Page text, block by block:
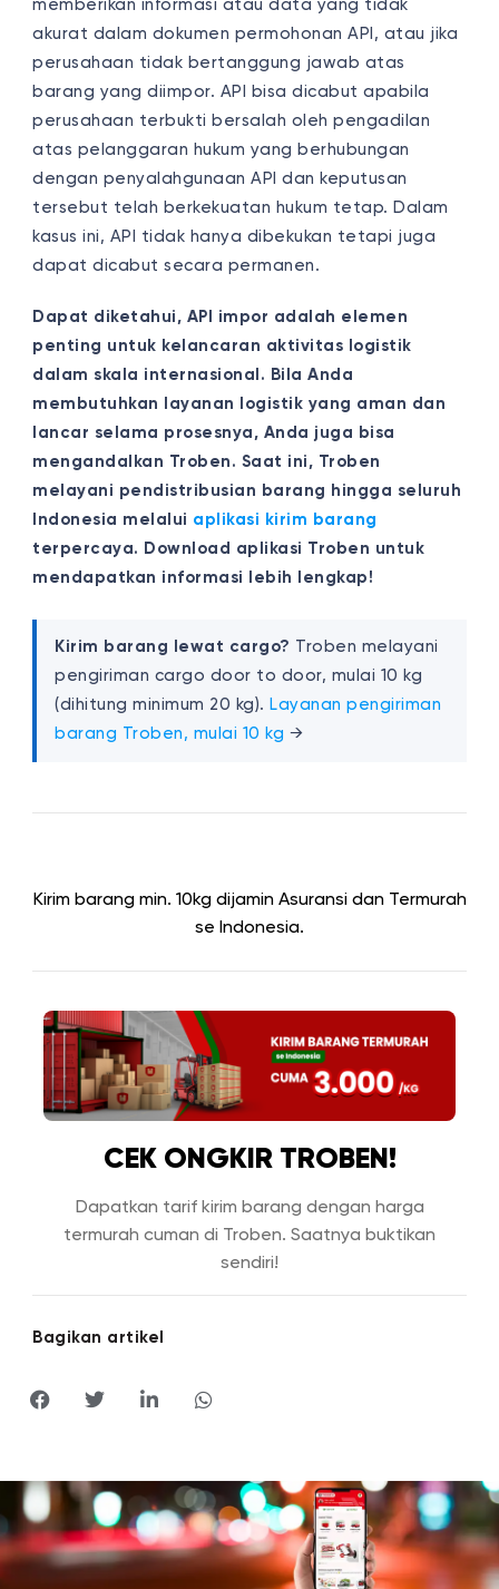
memberikan informasi atau data yang tidak
akurat dalam dokumen permohonan API, atau jika
perusahaan tidak bertanggung jawab atas
barang yang diimpor. API bisa dicabut apabila
perusahaan terbukti bersalah oleh pengadilan
atas pelanggaran hukum yang berhubungan
dengan penyalahgunaan API dan keputusan
tersebut telah berkekuatan hukum tetap. Dalam
kasus ini, API tidak hanya dibekukan tetapi juga
dapat dicabut secara permanen.
Dapat diketahui, API impor adalah elemen
penting untuk kelancaran aktivitas logistik
dalam skala internasional. Bila Anda
membutuhkan layanan logistik yang aman dan
lancar selama prosesnya, Anda juga bisa
mengandalkan Troben. Saat ini, Troben
melayani pendistribusian barang hingga seluruh
Indonesia melalui aplikasi kirim barang
terpercaya. Download aplikasi Troben untuk
mendapatkan informasi lebih lengkap!
Kirim barang lewat cargo? Troben melayani
pengiriman cargo door to door, mulai 10 kg
(dihitung minimum 20 kg). Layanan pengiriman
barang Troben, mulai 10 kg →
Kirim barang min. 10kg dijamin Asuransi dan Termurah
se Indonesia.
CEK ONGKIR TROBEN!
Dapatkan tarif kirim barang dengan harga
termurah cuman di Troben. Saatnya buktikan
sendiri!
Bagikan artikel